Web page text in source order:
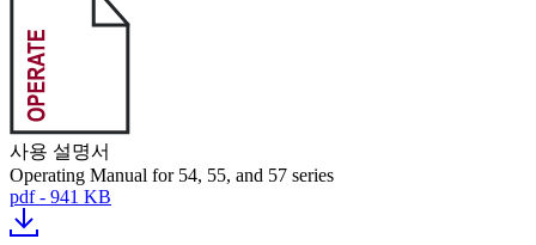
사용 설명서
Operating Manual for 54, 55, and 57 series
pdf - 941 KB